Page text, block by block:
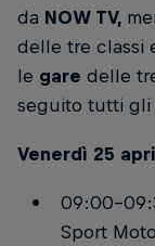
da NOW TV,
delle tre classi
le gare delle
seguito tutti gli
Venerdì 25
09:00-
Sport